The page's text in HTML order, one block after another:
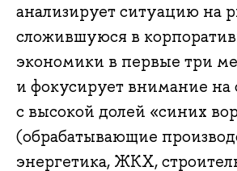
анализирует ситуацию на
сложившуюся в
экономики в первые три
и фокусирует внимание на
с высокой долей «синих
(обрабатывающие
энергетика, ЖКХ,